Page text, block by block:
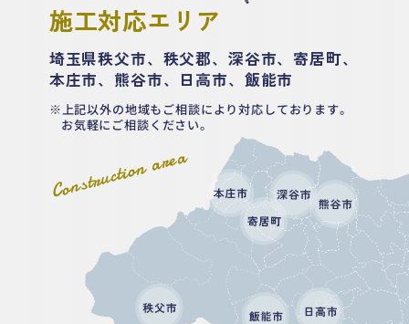
Construction area
施工対応エリア
埼玉県秩父市、秩父郡、深谷市、寄居町、
本庄市、熊谷市、日高市、飯能市
上記以外の地域もご相談により対応しております。
お気軽にご相談ください。